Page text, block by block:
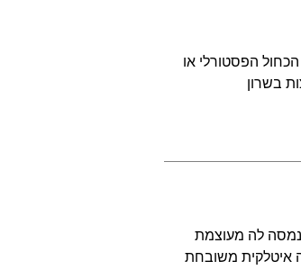
הפסטורלי או
בשרון
לה מעוצמת
איטלקית משובחת